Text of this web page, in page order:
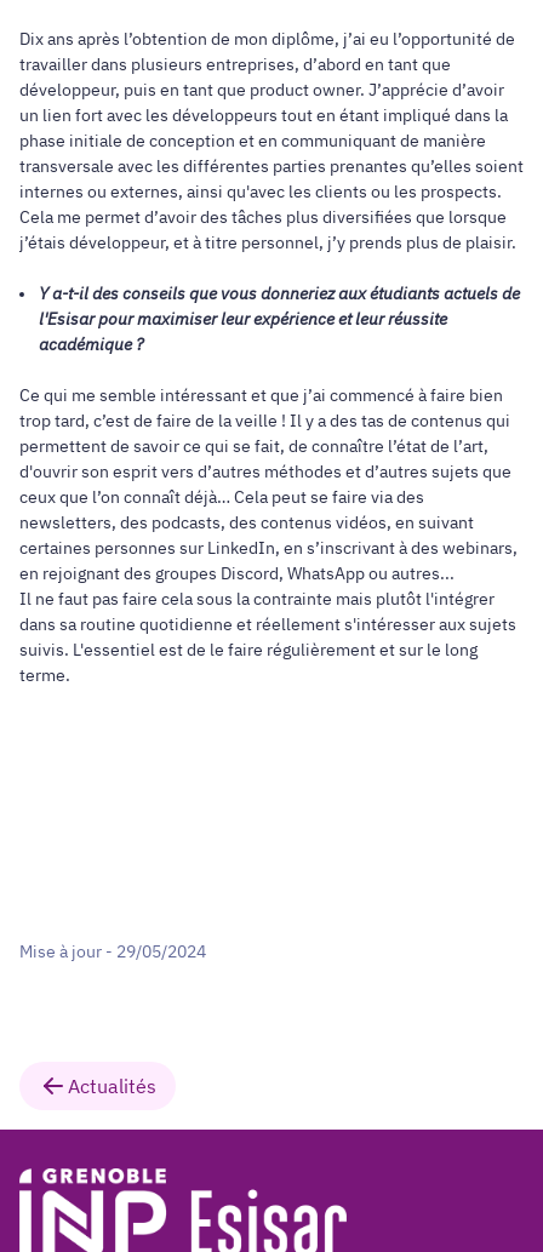
Dix ans après l’obtention de mon diplôme, j’ai eu l’opportunité de
travailler dans plusieurs entreprises, d’abord en tant que
développeur, puis en tant que product owner. J’apprécie d’avoir
un lien fort avec les développeurs tout en étant impliqué dans la
phase initiale de conception et en communiquant de manière
transversale avec les différentes parties prenantes qu’elles soient
internes ou externes, ainsi qu'avec les clients ou les prospects.
Cela me permet d’avoir des tâches plus diversifiées que lorsque
j’étais développeur, et à titre personnel, j’y prends plus de plaisir.
Y a-t-il des conseils que vous donneriez aux étudiants actuels de
l'Esisar pour maximiser leur expérience et leur réussite
académique ?
Ce qui me semble intéressant et que j’ai commencé à faire bien
trop tard, c’est de faire de la veille ! Il y a des tas de contenus qui
permettent de savoir ce qui se fait, de connaître l’état de l’art,
d'ouvrir son esprit vers d’autres méthodes et d’autres sujets que
ceux que l’on connaît déjà… Cela peut se faire via des
newsletters, des podcasts, des contenus vidéos, en suivant
certaines personnes sur LinkedIn, en s’inscrivant à des webinars,
en rejoignant des groupes Discord, WhatsApp ou autres...
Il ne faut pas faire cela sous la contrainte mais plutôt l'intégrer
dans sa routine quotidienne et réellement s'intéresser aux sujets
suivis. L'essentiel est de le faire régulièrement et sur le long
terme.
Mise à jour - 29/05/2024
Actualités